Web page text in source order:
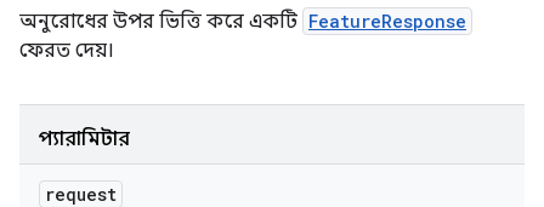
অনুরোধের উপর ভিত্তি করে একটি FeatureResponse
ফেরত দেয়।
প্যারামিটার
request